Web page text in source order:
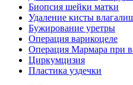
Биопсия шейки матки
Удаление кисты
Бужирование уретры
Операция варикоцеле
Операция Мармара при
Циркумцизия
Пластика уздечки